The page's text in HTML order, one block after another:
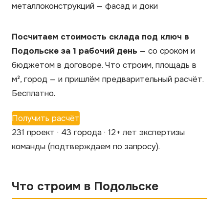
металлоконструкций — фасад и доки
Посчитаем стоимость склада под ключ в
Подольске за 1 рабочий день — со сроком и
бюджетом в договоре. Что строим, площадь в
м², город — и пришлём предварительный расчёт.
Бесплатно.
Получить расчёт
231 проект · 43 города · 12+ лет экспертизы
команды (подтверждаем по запросу).
Что строим в Подольске